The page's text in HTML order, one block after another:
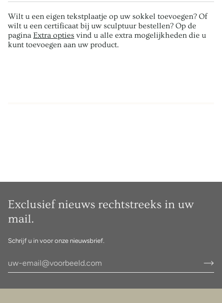
Wilt u een eigen tekstplaatje op uw sokkel toevoegen? Of
wilt u een certificaat bij uw sculptuur bestellen? Op de
pagina Extra opties vind u alle extra mogelijkheden die u
kunt toevoegen aan uw product.
Exclusief nieuws rechtstreeks in uw
mail.
Schrijf u in voor onze nieuwsbrief.